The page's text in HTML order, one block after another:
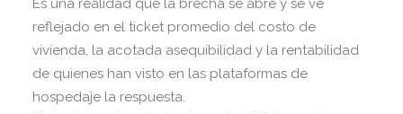
Es una realidad que la brecha se abre y se ve
reflejado en el ticket promedio del costo de
vivienda, la acotada asequibilidad y la rentabilidad
de quienes han visto en las plataformas de
hospedaje la respuesta.